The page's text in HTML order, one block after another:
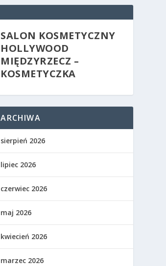
SALON KOSMETYCZNY
HOLLYWOOD
MIĘDZYRZECZ –
KOSMETYCZKA
ARCHIWA
sierpień 2026
lipiec 2026
czerwiec 2026
maj 2026
kwiecień 2026
marzec 2026